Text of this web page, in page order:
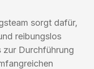
sorgt dafür,
reibungslos
zur Durchführung